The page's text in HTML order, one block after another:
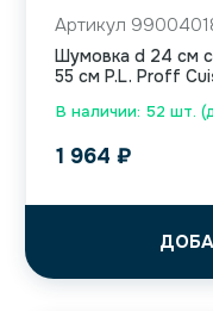
В наличии: 52 шт.
Артикул
Шумовка d 24 см
55 см P.L. Proff
1 964 ₽